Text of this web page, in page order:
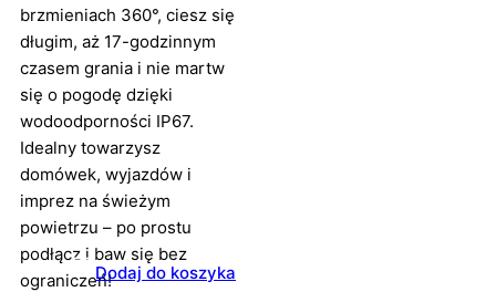
brzmieniach 360°, ciesz się
długim, aż 17-godzinnym
czasem grania i nie martw
się o pogodę dzięki
wodoodporności IP67.
Idealny towarzysz
domówek, wyjazdów i
imprez na świeżym
powietrzu – po prostu
podłącz i baw się bez
ograniczeń!Dodaj do koszyka